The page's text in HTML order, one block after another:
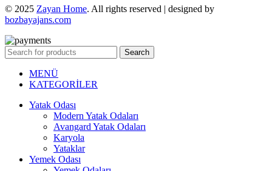
© 2025 Zayan Home. All rights reserved | designed by
bozbayajans.com
Search
MENÜ
KATEGORİLER
Yatak Odası
Modern Yatak Odaları
Avangard Yatak Odaları
Karyola
Yataklar
Yemek Odası